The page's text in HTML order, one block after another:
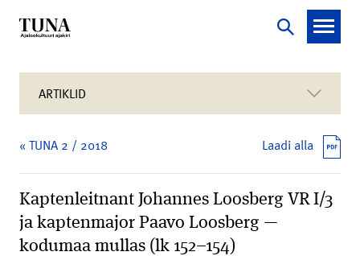
ARTIKLID
« TUNA 2 / 2018 Laadi alla
Kaptenleitnant Johannes Loosberg VR I/3
ja kaptenmajor Paavo Loosberg —
kodumaa mullas (lk 152–154)